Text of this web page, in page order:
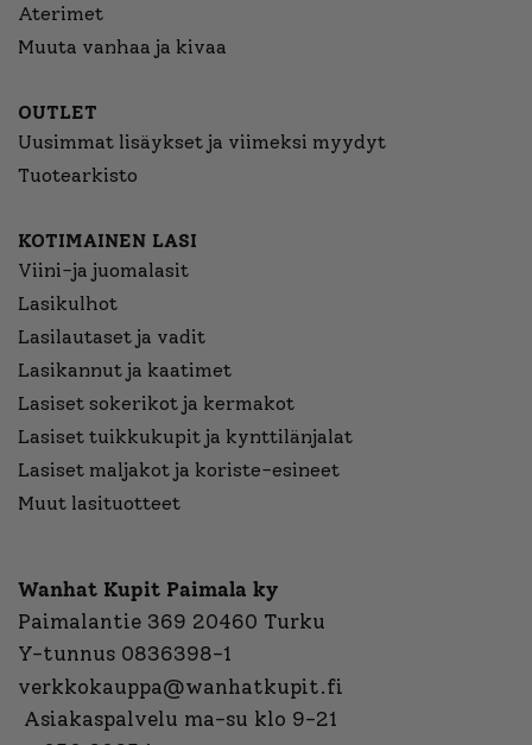
Aterimet
Muuta vanhaa ja kivaa
OUTLET
Uusimmat lisäykset ja viimeksi myydyt
Tuotearkisto
KOTIMAINEN LASI
Viini-ja juomalasit
Lasikulhot
Lasilautaset ja vadit
Lasikannut ja kaatimet
Lasiset sokerikot ja kermakot
Lasiset tuikkukupit ja kynttilänjalat
Lasiset maljakot ja koriste-esineet
Muut lasituotteet
Wanhat Kupit Paimala ky
Paimalantie 369 20460 Turku
Y-tunnus 0836398-1
verkkokauppa@wanhatkupit.fi
Asiakaspalvelu ma-su klo 9-21